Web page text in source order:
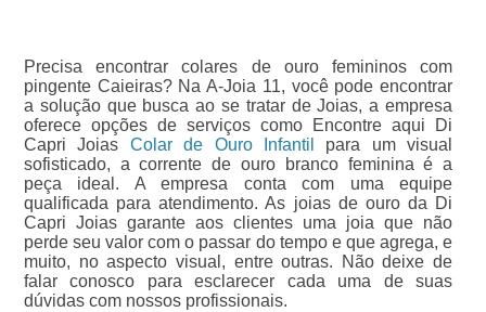
Precisa encontrar colares de ouro femininos com
pingente Caieiras? Na A-Joia 11, você pode encontrar
a solução que busca ao se tratar de Joias, a empresa
oferece opções de serviços como Encontre aqui Di
Capri Joias Colar de Ouro Infantil
para um visual
sofisticado, a corrente de ouro branco feminina é a
peça ideal. A empresa conta com uma equipe
qualificada para atendimento. As joias de ouro da Di
Capri Joias garante aos clientes uma joia que não
perde seu valor com o passar do tempo e que agrega, e
muito, no aspecto visual, entre outras. Não deixe de
falar conosco para esclarecer cada uma de suas
dúvidas com nossos profissionais.